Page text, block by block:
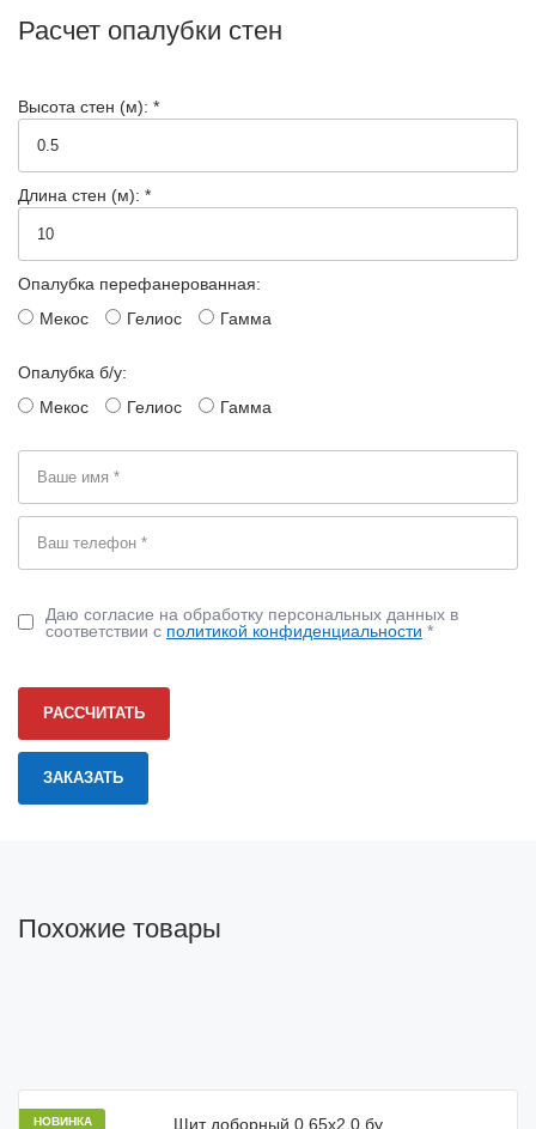
Расчет опалубки стен
Высота стен (м): *
Длина стен (м): *
Опалубка перефанерованная:
Мекос
Гелиос Гамма
Опалубка б/у:
Мекос
Гелиос Гамма
Даю согласие на обработку персональных данных в
соответствии с политикой конфиденциальности *
РАССЧИТАТЬ
Похожие товары
НОВИНКА